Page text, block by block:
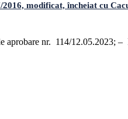
modificat, încheiat cu
nr. 114/12.05.2023; –